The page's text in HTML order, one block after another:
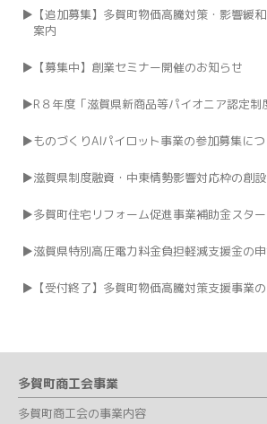
【追加募集】多賀町物価高騰対策・影響緩
案内
【募集中】創業セミナー開催のお知らせ
R８年度「滋賀県新商品等パイオニア認定制
ものづくりAIパイロット事業の参加募集に
滋賀県制度融資・中東情勢影響対応枠の創
多賀町住宅リフォーム促進事業補助金スタ
滋賀県特別高圧電力料金負担軽減支援金の
【受付終了】多賀町物価高騰対策支援事業
多賀町商工会事業
多賀町商工会の事業内容